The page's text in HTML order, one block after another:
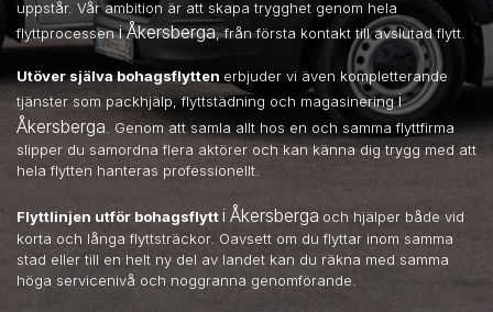
uppstår. Vår ambition är att skapa trygghet genom hela
flyttprocesseni Åkersberga, från första kontakt till avslutad flytt.
Utöver själva bohagsflytten erbjuder vi även kompletterande
tjänster som packhjälp, flyttstädning och magasineringi
Åkersberga . Genom att samla allt hos en och samma flyttfirma
slipper du samordna flera aktörer och kan känna dig trygg med att
hela flytten hanteras professionellt.
Flyttlinjen utför bohagsflytti Åkersberga och hjälper både vid
korta och långa flyttsträckor. Oavsett om du flyttar inom samma
stad eller till en helt ny del av landet kan du räkna med samma
höga servicenivå och noggranna genomförande.